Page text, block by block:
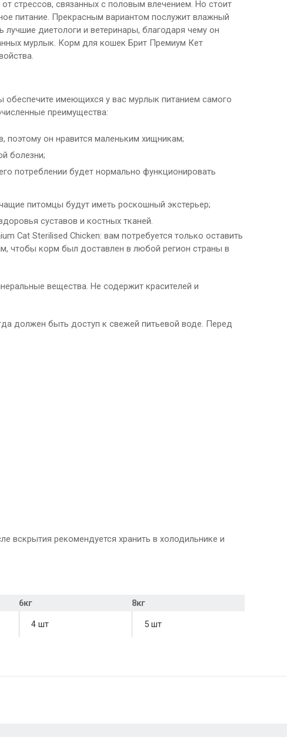
стрессов, связанных с половым влечением. Но стоит
питание. Прекрасным вариантом послужит влажный
диетологи и ветеринары, благодаря чему он
мурлык. Корм для кошек Брит Премиум Кет
обеспечите имеющихся у вас мурлык питанием самого
преимущества:
поэтому он нравится маленьким хищникам;
болезни;
потреблении будет нормально функционировать
питомцы будут иметь роскошный экстерьер;
суставов и костных тканей.
Cat Sterilised Chicken: вам потребуется только оставить
чтобы корм был доставлен в любой регион страны в
вещества. Не содержит красителей и
должен быть доступ к свежей питьевой воде. Перед
вскрытия рекомендуется хранить в холодильнике и
6кг
8кг
4 шт 5 шт